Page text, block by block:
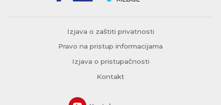
Izjava o zaštiti privatnosti
Pravo na pristup informacijama
Izjava o pristupačnosti
Kontakt